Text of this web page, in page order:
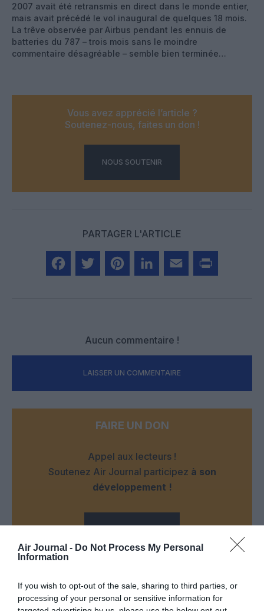
Air Journal - Do Not Process My Personal
Information
If you wish to opt-out of the sale, sharing to third parties, or
processing of your personal or sensitive information for
2007 avait été retransmis en direct dans le monde entier,
mais avait précédé le vol inaugural de quelques 18 mois.
La trêve observée par Airbus pendant les ennuis de
batteries du 787 – trois mois sans le moindre
commentaire désagréable – semble bien terminée…
Vous avez apprécié l’article ?
Soutenez-nous, faites un don !
NOUS SOUTENIR
PARTAGER L'ARTICLE
Aucun commentaire !
LAISSER UN COMMENTAIRE
FAIRE UN DON
Appel aux lecteurs !
Soutenez Air Journal participez à son
développement !